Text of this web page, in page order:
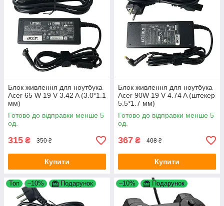
Блок живлення для ноутбука
Acer 65 W 19 V 3.42 A (3.0*1.1
мм)
Готово до відправки менше 5
од.
315 ₴ 350 ₴
Купити
Блок живлення для ноутбука
Acer 90W 19 V 4.74 A (штекер
5.5*1.7 мм)
Готово до відправки менше 5
од.
367 ₴ 408 ₴
Купити
Топ –10% Подарунок –10% Подарунок